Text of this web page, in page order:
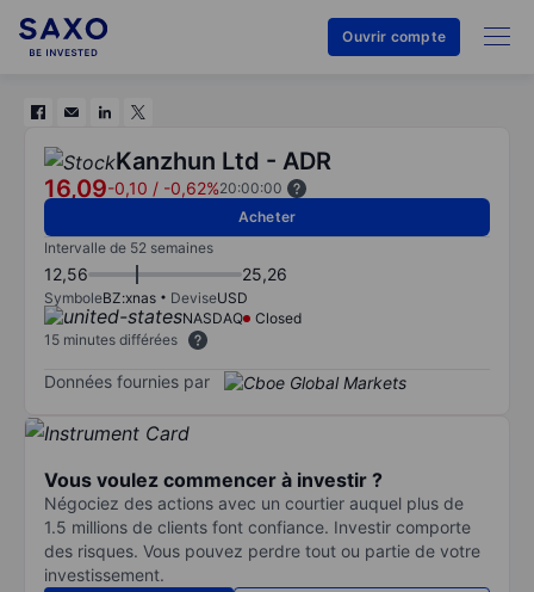
Ouvrir compte
Kanzhun Ltd - ADR
16,09-0,10 / -0,62%20:00:00
Acheter
Intervalle de 52 semaines
12,56 25,26
SymboleBZ:xnas DeviseUSD
NASDAQ
Closed
15 minutes différées
Données fournies par
Vous voulez commencer à investir ?
Négociez des actions avec un courtier auquel plus de
1.5 millions de clients font confiance. Investir comporte
des risques. Vous pouvez perdre tout ou partie de votre
investissement.